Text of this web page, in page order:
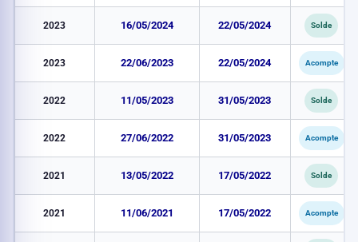
2023 16/05/2024 22/05/2024 Solde
2023 22/06/2023 22/05/2024 Acompte
2022 11/05/2023 31/05/2023 Solde
2022 27/06/2022 31/05/2023 Acompte
2021 13/05/2022 17/05/2022 Solde
2021 11/06/2021 17/05/2022 Acompte